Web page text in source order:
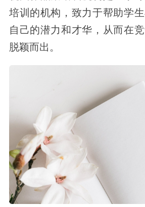
培训的机构，致力于帮助学
自己的潜力和才华，从而在
脱颖而出。